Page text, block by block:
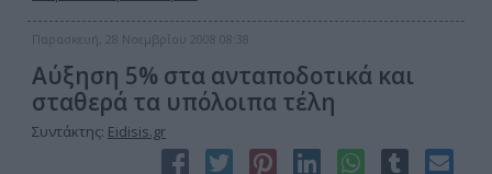
Παρασκευή, 28 Νοεμβρίου 2008 08:38
Αύξηση 5% στα ανταποδοτικά και
σταθερά τα υπόλοιπα τέλη
Συντάκτης: Eidisis.gr